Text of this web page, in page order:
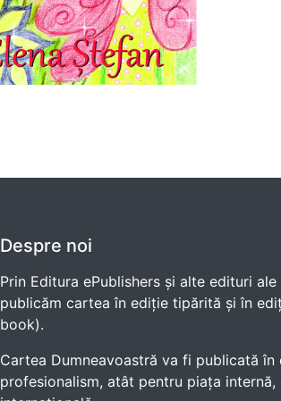
Despre noi
Prin Editura ePublishers și alte edituri
publicăm cartea în ediție tipărită și în
book).
Cartea Dumneavoastră va fi publicată
profesionalism, atât pentru piața